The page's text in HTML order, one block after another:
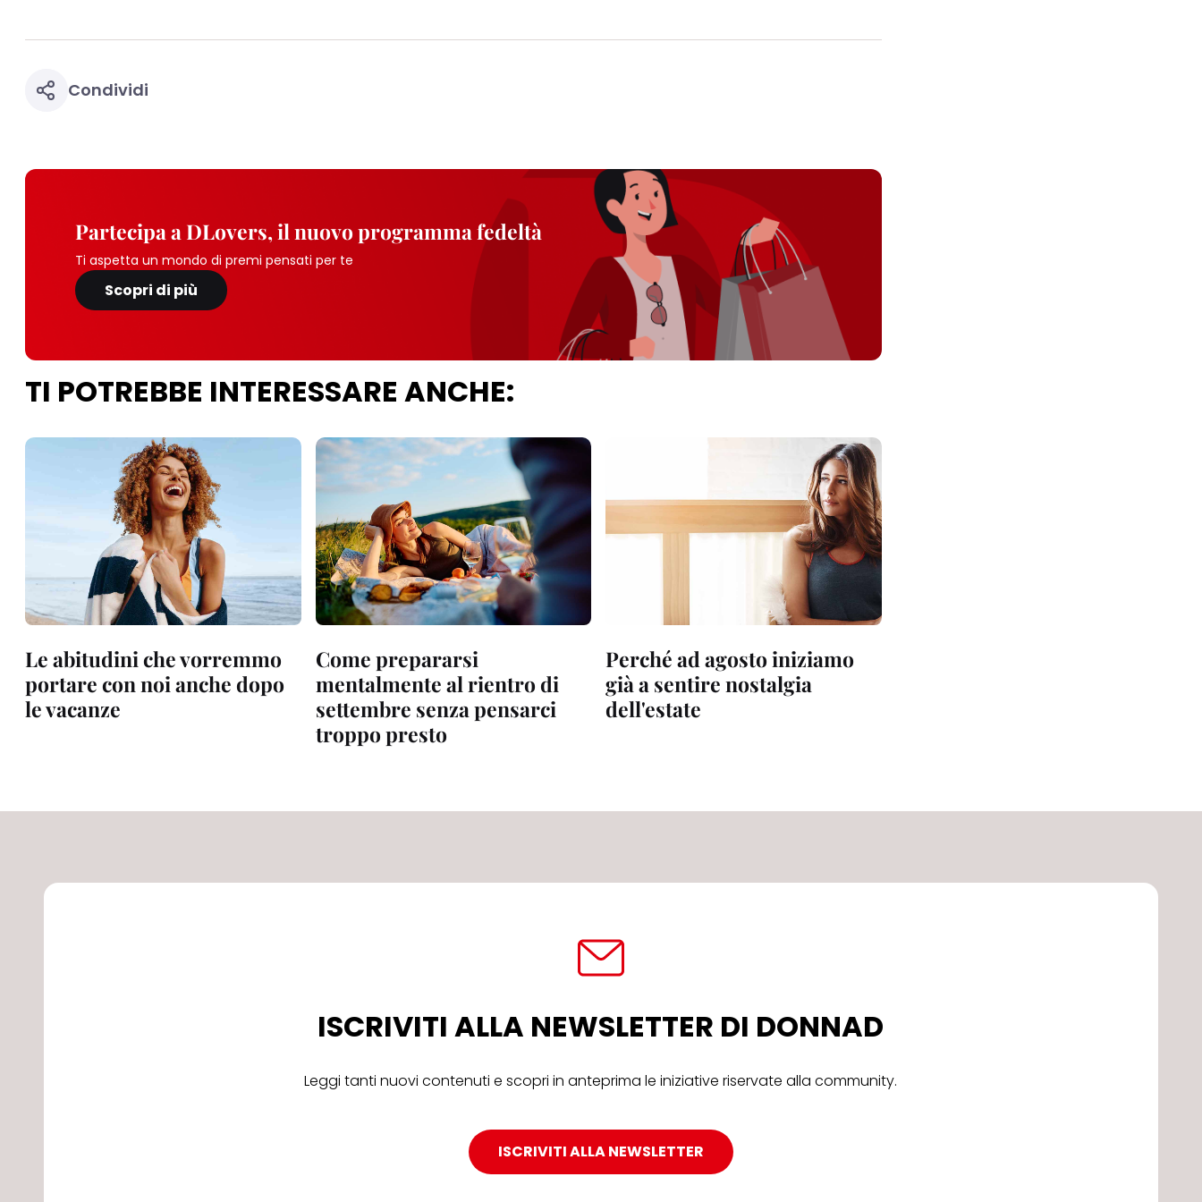
Condividi
Partecipa a DLovers, il nuovo programma fedeltà
Ti aspetta un mondo di premi pensati per te
Scopri di più
TI POTREBBE INTERESSARE ANCHE:
Le abitudini che vorremmo
portare con noi anche dopo
le vacanze
Come prepararsi
mentalmente al rientro di
settembre senza pensarci
troppo presto
Perché ad agosto iniziamo
già a sentire nostalgia
dell'estate
ISCRIVITI ALLA NEWSLETTER DI DONNAD
Leggi tanti nuovi contenuti e scopri in anteprima le iniziative riservate alla community.
ISCRIVITI ALLA NEWSLETTER